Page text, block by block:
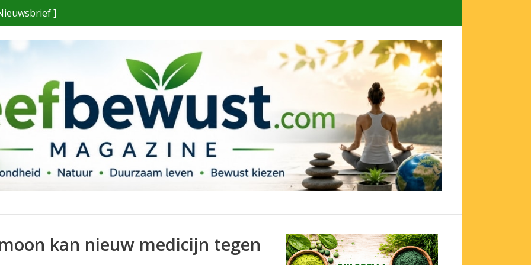
]
kan nieuw medicijn tegen